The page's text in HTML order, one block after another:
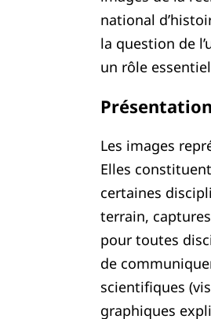
national
la question de
un rôle
Les images
Elles
certaines
terrain,
pour toutes
de
scientifiques
graphiques